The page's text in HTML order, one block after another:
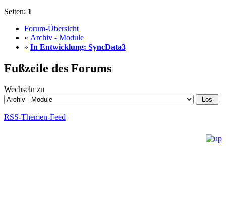
Seiten: 1
Forum-Übersicht
» Archiv - Module
» In Entwicklung: SyncData3
Fußzeile des Forums
Wechseln zu
RSS-Themen-Feed